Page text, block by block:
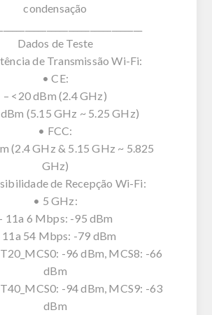
condensação
Dados de Teste
de Transmissão Wi-Fi:
• CE:
– <20 dBm (2.4 GHz)
(5.15 GHz ~ 5.25 GHz)
• FCC:
(2.4 GHz & 5.15 GHz ~ 5.825
GHz)
de Recepção Wi-Fi:
• 5 GHz:
11a 6 Mbps: -95 dBm
11a 54 Mbps: -79 dBm
-96 dBm, MCS8: -66
dBm
-94 dBm, MCS9: -63
dBm